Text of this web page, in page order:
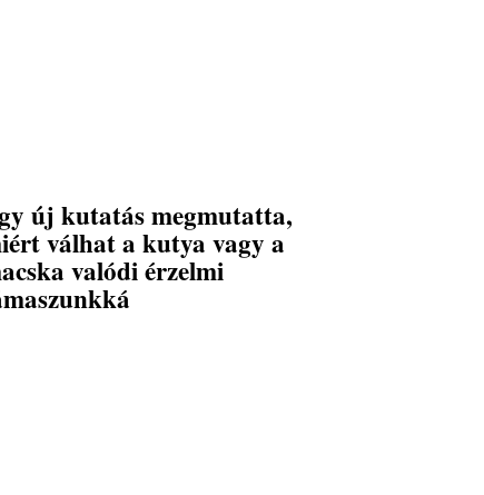
új kutatás megmutatta,
válhat a kutya vagy a
valódi érzelmi